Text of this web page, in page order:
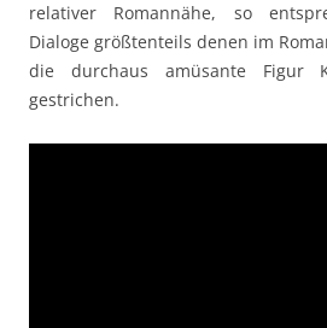
relativer Romannähe, so
Dialoge größtenteils denen im
die durchaus amüsante Figur
gestrichen.